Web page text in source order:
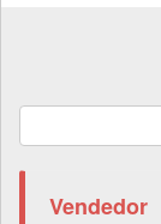
Vendedor